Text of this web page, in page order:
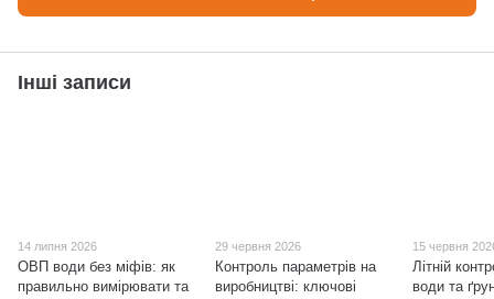
Інші записи
14 липня 2026
ОВП води без міфів: як
правильно вимірювати та
29 червня 2026
Контроль параметрів на
виробництві: ключові
15 червня
Літній
води та